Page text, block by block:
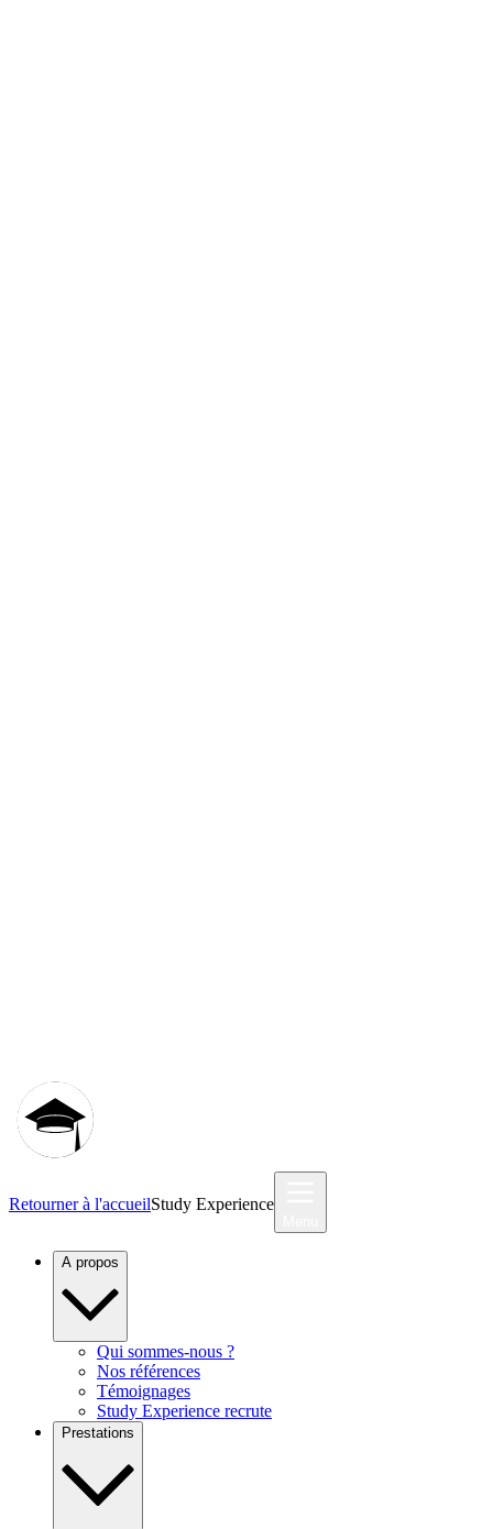
Retourner à l'accueilStudy Experience
A propos
Qui sommes-nous ?
Nos références
Témoignages
Study Experience recrute
Prestations